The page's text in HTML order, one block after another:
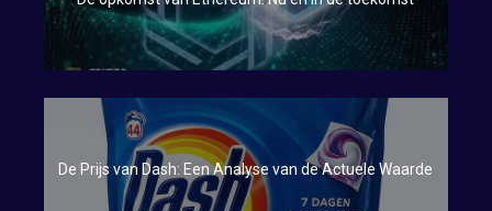
De Prijs van Dash: Een Analyse van de Actuele Waarde